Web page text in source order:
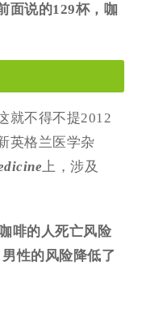
面说的129杯，咖
就不得不提2012
英格兰医学杂
上，涉及
啡的人死亡风险
性的风险降低了